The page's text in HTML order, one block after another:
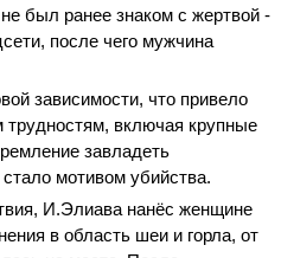
был ранее знаком с жертвой -
после чего мужчина
зависимости, что привело
включая крупные
завладеть
мотивом убийства.
И.Элиава нанёс женщине
в область шеи и горла, от